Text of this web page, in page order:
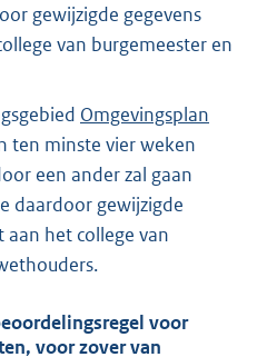
gewijzigde gegevens
van burgemeester en
Omgevingsplan
ten minste vier weken
een ander zal gaan
daardoor gewijzigde
aan het college van
voor
voor zover van